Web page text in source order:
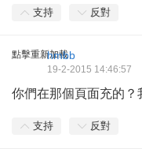
支持 反對
點擊重新加載
hmbb
19-2-2015 14:46:57
你們在那個頁面充的？
支持 反對